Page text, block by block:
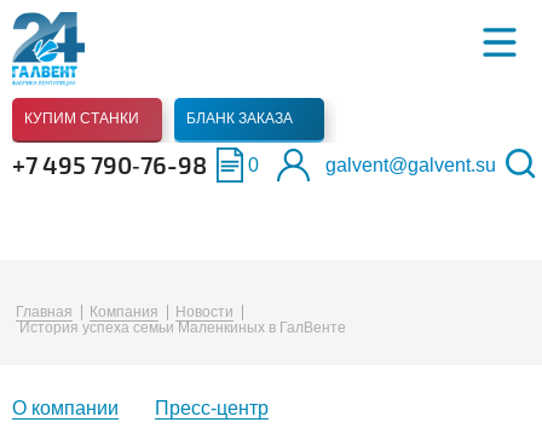
КУПИМ СТАНКИ БЛАНК ЗАКАЗА
+7 495 790‑76-98 0 galvent@galvent.su
Главная Компания
Новости
История успеха семьи Маленкиных в ГалВенте
О компании
Пресс-центр